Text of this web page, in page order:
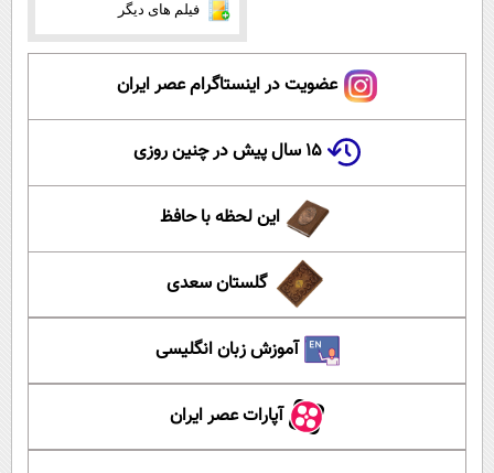
فیلم های دیگر
عضویت در اینستاگرام عصر ایران
۱۵ سال پیش در چنین روزی
این لحظه با حافظ
گلستان سعدی
آموزش زبان انگلیسی
آپارات عصر ایران